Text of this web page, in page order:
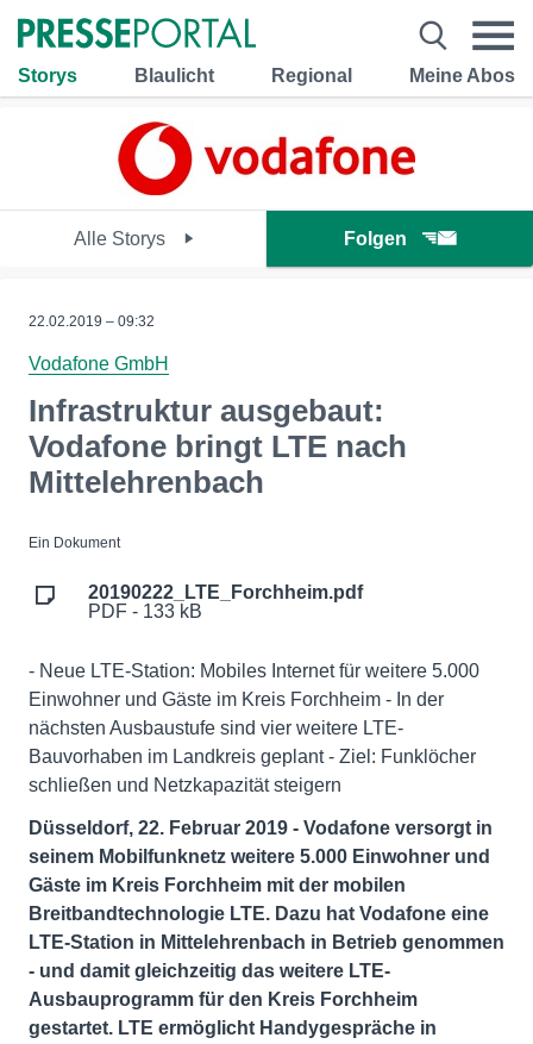
Storys Blaulicht Regional Meine Abos
Alle Storys Folgen
22.02.2019 – 09:32
Vodafone GmbH
Infrastruktur ausgebaut:
Vodafone bringt LTE nach
Mittelehrenbach
Ein Dokument
20190222_LTE_Forchheim.pdf
PDF - 133 kB
- Neue LTE-Station: Mobiles Internet für weitere 5.000
Einwohner und Gäste im Kreis Forchheim - In der
nächsten Ausbaustufe sind vier weitere LTE-
Bauvorhaben im Landkreis geplant - Ziel: Funklöcher
schließen und Netzkapazität steigern
Düsseldorf, 22. Februar 2019 - Vodafone versorgt in
seinem Mobilfunknetz weitere 5.000 Einwohner und
Gäste im Kreis Forchheim mit der mobilen
Breitbandtechnologie LTE. Dazu hat Vodafone eine
LTE-Station in Mittelehrenbach in Betrieb genommen
- und damit gleichzeitig das weitere LTE-
Ausbauprogramm für den Kreis Forchheim
gestartet. LTE ermöglicht Handygespräche in